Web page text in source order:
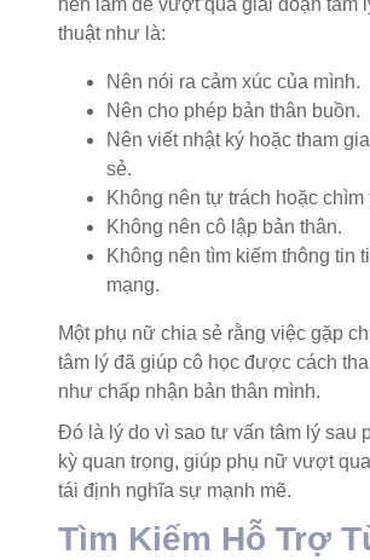
nên làm để vượt qua giai đoạn tâm
thuật như là:
Nên nói ra cảm xúc của mình.
Nên cho phép bản thân buồn.
Nên viết nhật ký hoặc tham
sẻ.
Không nên tự trách hoặc chìm
Không nên cô lập bản thân.
Không nên tìm kiếm thông tin
mạng.
Một phụ nữ chia sẻ rằng việc gặp
tâm lý đã giúp cô học được cách
như chấp nhận bản thân mình.
Đó là lý do vì sao tư vấn tâm lý sau
kỳ quan trọng, giúp phụ nữ vượt
tái định nghĩa sự mạnh mẽ.
Tìm Kiếm Hỗ Trợ